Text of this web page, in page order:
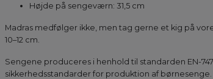
Højde på sengeværn: 31,5 cm
Madras medfølger ikke, men tag gerne et kig på
10–12 cm.
Sengene produceres i henhold til standarden EN-
sikkerhedsstandarder for produktion af